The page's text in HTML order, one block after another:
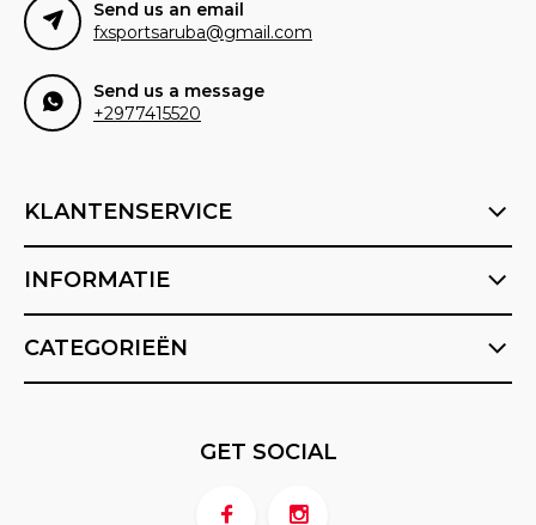
Send us an email
fxsportsaruba@gmail.com
Send us a message
+2977415520
KLANTENSERVICE
INFORMATIE
CATEGORIEËN
GET SOCIAL